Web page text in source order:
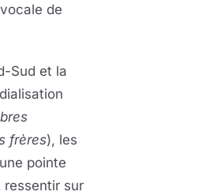
de
Sud et la
frères), les
pointe
ressentir sur